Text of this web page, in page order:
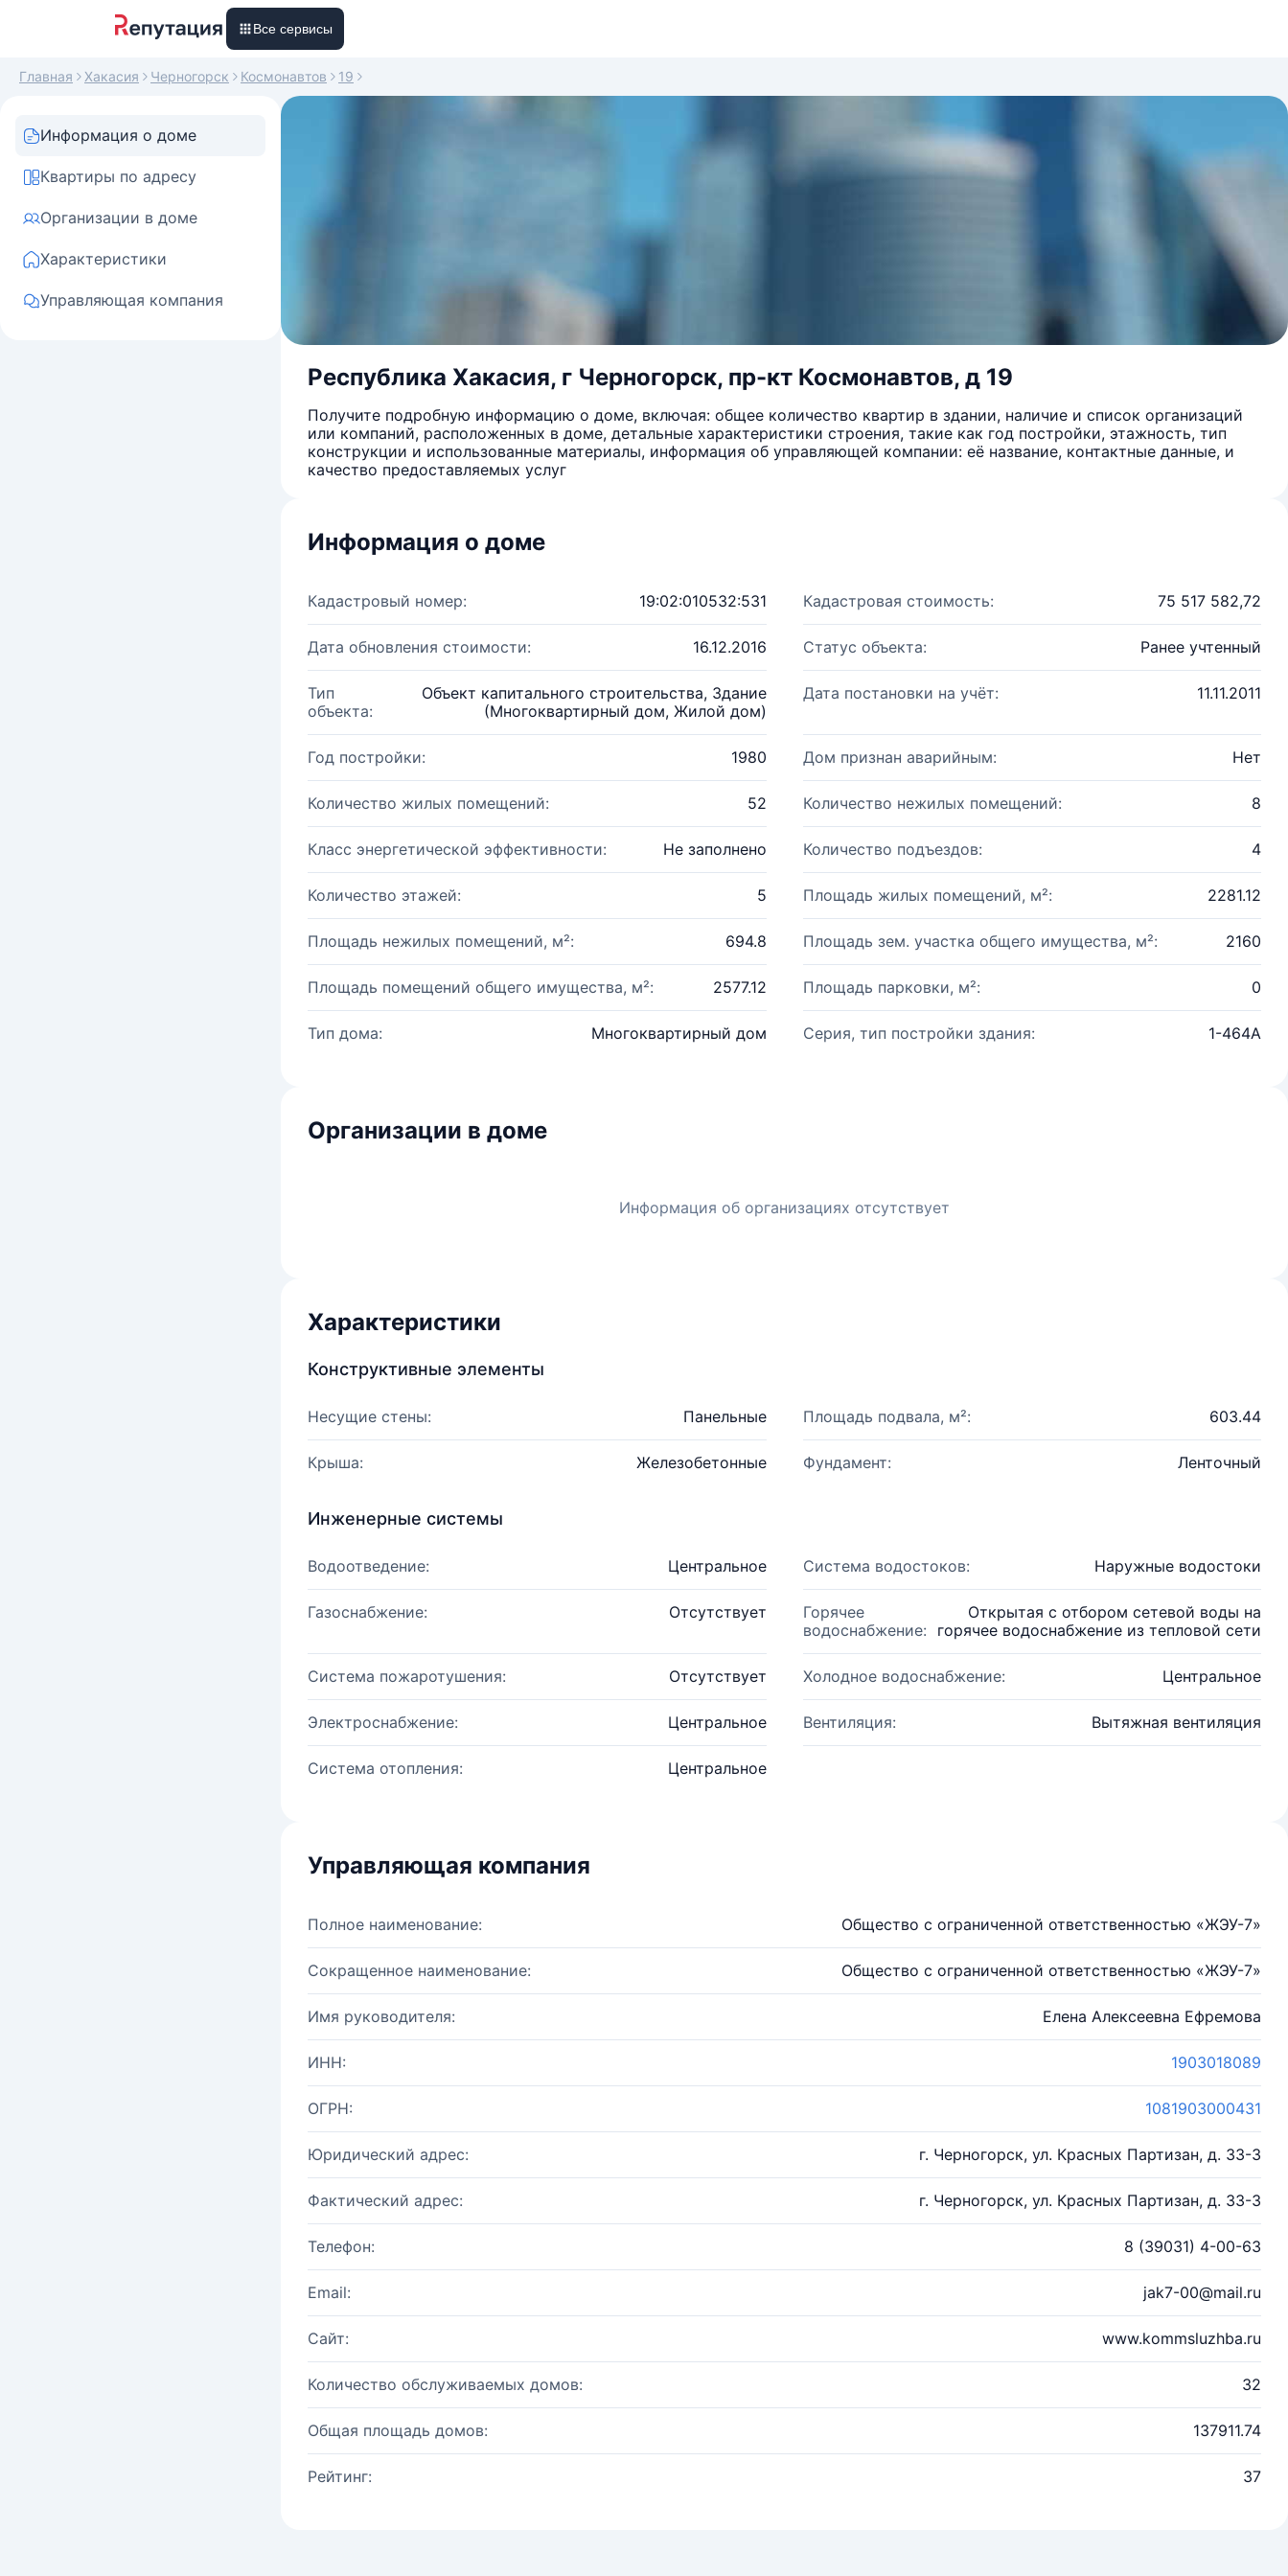
Все сервисы
Главная Хакасия Черногорск Космонавтов 19
Информация о доме
Квартиры по адресу
Организации в доме
Характеристики
Управляющая компания
Республика Хакасия, г Черногорск, пр-кт Космонавтов, д 19
Получите подробную информацию о доме, включая: общее количество квартир в здании, наличие и список организаций
или компаний, расположенных в доме, детальные характеристики строения, такие как год постройки, этажность, тип
конструкции и использованные материалы, информация об управляющей компании: её название, контактные данные, и
качество предоставляемых услуг
Информация о доме
Кадастровый номер: 19:02:010532:531 Кадастровая стоимость: 75 517 582,72
Дата обновления стоимости: 16.12.2016 Статус объекта: Ранее учтенный
Тип
объекта:
Объект капитального строительства, Здание
(Многоквартирный дом, Жилой дом)
Дата постановки на учёт: 11.11.2011
Год постройки: 1980 Дом признан аварийным: Нет
Количество жилых помещений: 52 Количество нежилых помещений: 8
Класс энергетической эффективности: Не заполнено Количество подъездов: 4
Количество этажей: 5 Площадь жилых помещений, м²: 2281.12
Площадь нежилых помещений, м²: 694.8 Площадь зем. участка общего имущества, м²: 2160
Площадь помещений общего имущества, м²: 2577.12 Площадь парковки, м²: 0
Тип дома: Многоквартирный дом Серия, тип постройки здания: 1-464А
Организации в доме
Информация об организациях отсутствует
Характеристики
Конструктивные элементы
Несущие стены: Панельные Площадь подвала, м²: 603.44
Крыша: Железобетонные Фундамент: Ленточный
Инженерные системы
Водоотведение: Центральное Система водостоков: Наружные водостоки
Газоснабжение: Отсутствует
Горячее
водоснабжение:
Открытая с отбором сетевой воды на
горячее водоснабжение из тепловой сети
Система пожаротушения: Отсутствует Холодное водоснабжение: Центральное
Электроснабжение: Центральное Вентиляция: Вытяжная вентиляция
Система отопления: Центральное
Управляющая компания
Полное наименование: Общество с ограниченной ответственностью «ЖЭУ-7»
Сокращенное наименование: Общество с ограниченной ответственностью «ЖЭУ-7»
Имя руководителя: Елена Алексеевна Ефремова
ИНН: 1903018089
ОГРН: 1081903000431
Юридический адрес: г. Черногорск, ул. Красных Партизан, д. 33-3
Фактический адрес: г. Черногорск, ул. Красных Партизан, д. 33-3
Телефон: 8 (39031) 4-00-63
Email: jak7-00@mail.ru
Сайт: www.kommsluzhba.ru
Количество обслуживаемых домов: 32
Общая площадь домов: 137911.74
Рейтинг: 37